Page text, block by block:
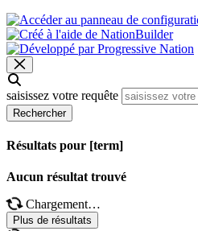
saisissez votre requête
Rechercher
Résultats pour [term]
Aucun résultat trouvé
Chargement…
Plus de résultats